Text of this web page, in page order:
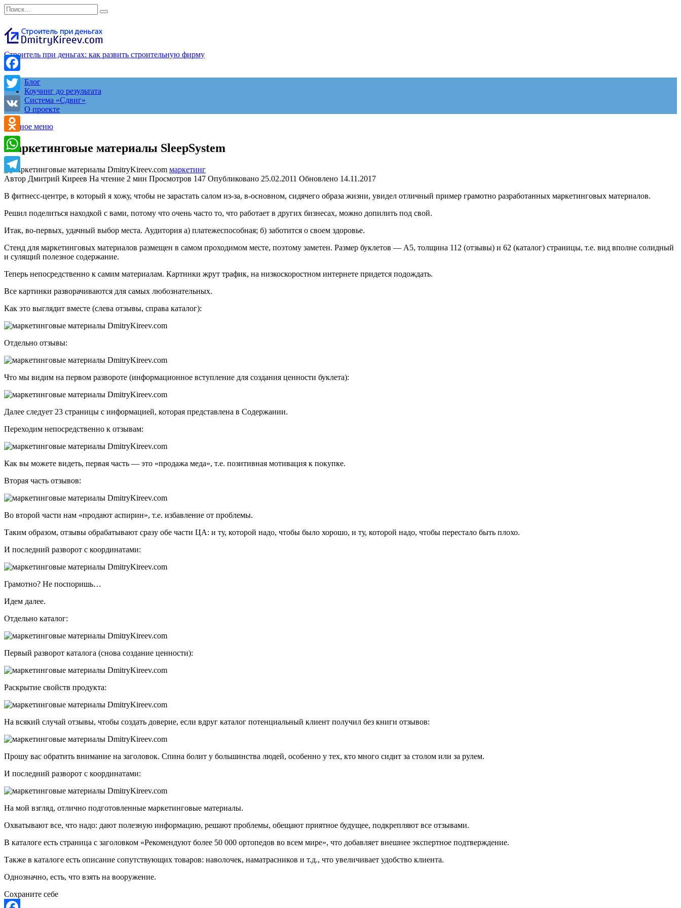
Перейти
к
содержанию
Search
for:
Строитель при деньгах: как развить строительную фирму
Блог
Коучинг до результата
Система «Сдвиг»
О проекте
Главное меню
Маркетинговые материалы SleepSystem
маркетинг
Автор Дмитрий Киреев На чтение 2 мин Просмотров 147 Опубликовано 25.02.2011 Обновлено 14.11.2017
В фитнесс-центре, в который я хожу, чтобы не зарастать салом из-за, в-основном, сидячего образа жизни, увидел отличный пример грамотно разработанных маркетинговых материалов.
Решил поделиться находкой с вами, потому что очень часто то, что работает в других бизнесах, можно допилить под свой.
Итак, во-первых, удачный выбор места. Аудитория а) платежеспособная; б) заботится о своем здоровье.
Стенд для маркетинговых материалов размещен в самом проходимом месте, поэтому заметен. Размер буклетов — А5, толщина 112 (отзывы) и 62 (каталог) страницы, т.е. вид вполне солидный
и сулящий полезное содержание.
Теперь непосредственно к самим материалам. Картинки жрут трафик, на низкоскоростном интернете придется подождать.
Все картинки разворачиваются для самых любознательных.
Как это выглядит вместе (слева отзывы, справа каталог):
Отдельно отзывы:
Что мы видим на первом развороте (информационное вступление для создания ценности буклета):
Далее следует 23 страницы с информацией, которая представлена в Содержании.
Переходим непосредственно к отзывам:
Как вы можете видеть, первая часть — это «продажа меда», т.е. позитивная мотивация к покупке.
Вторая часть отзывов:
Во второй части нам «продают аспирин», т.е. избавление от проблемы.
Таким образом, отзывы обрабатывают сразу обе части ЦА: и ту, которой надо, чтобы было хорошо, и ту, которой надо, чтобы перестало быть плохо.
И последний разворот с координатами:
Грамотно? Не поспоришь…
Идем далее.
Отдельно каталог:
Первый разворот каталога (снова создание ценности):
Раскрытие свойств продукта:
На всякий случай отзывы, чтобы создать доверие, если вдруг каталог потенциальный клиент получил без книги отзывов:
Прошу вас обратить внимание на заголовок. Спина болит у большинства людей, особенно у тех, кто много сидит за столом или за рулем.
И последний разворот с координатами:
На мой взгляд, отлично подготовленные маркетинговые материалы.
Охватывают все, что надо: дают полезную информацию, решают проблемы, обещают приятное будущее, подкрепляют все отзывами.
В каталоге есть страница с заголовком «Рекомендуют более 50 000 ортопедов во всем мире», что добавляет внешнее экспертное подтверждение.
Также в каталоге есть описание сопутствующих товаров: наволочек, наматрасников и т.д., что увеличивает удобство клиента.
Однозначно, есть, что взять на вооружение.
Сохраните себе
Facebook
Twitter
VK
Odnoklassniki
WhatsApp
Telegram